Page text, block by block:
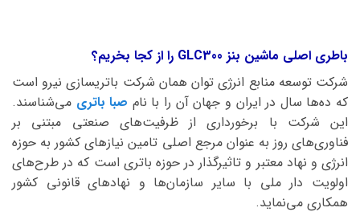
باطری اصلی ماشین بنز GLC300 را از کجا بخریم؟
شرکت توسعه منابع انرژی توان همان شرکت باتریسازی نیرو است
که ده‌ها سال در ایران و جهان آن را با نام صبا باتری می‌شناسند.
این شرکت با برخورداری از ظرفیت‌های صنعتی مبتنی بر
فناوری‌های روز به عنوان مرجع اصلی تامین نیازهای کشور به حوزه
انرژی و نهاد معتبر و تاثیرگذار در حوزه باتری است که در طرح‌های
اولویت دار ملی با سایر سازمان‌ها و نهادهای قانونی کشور
همکاری می‌نماید.